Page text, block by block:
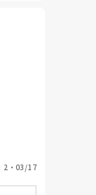
2 ・ 03/17